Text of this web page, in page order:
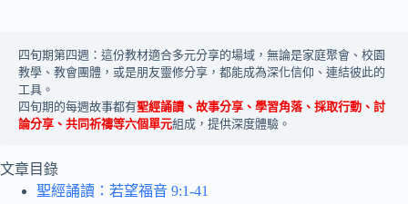
四旬期第四週：這份教材適合多元分享的場域，無論是家庭聚會、校園
教學、教會團體，或是朋友靈修分享，都能成為深化信仰、連結彼此的
工具。
四旬期的每週故事都有聖經誦讀、故事分享、學習角落、採取行動、討
論分享、共同祈禱等六個單元組成，提供深度體驗。
文章目錄
聖經誦讀：若望福音 9:1-41